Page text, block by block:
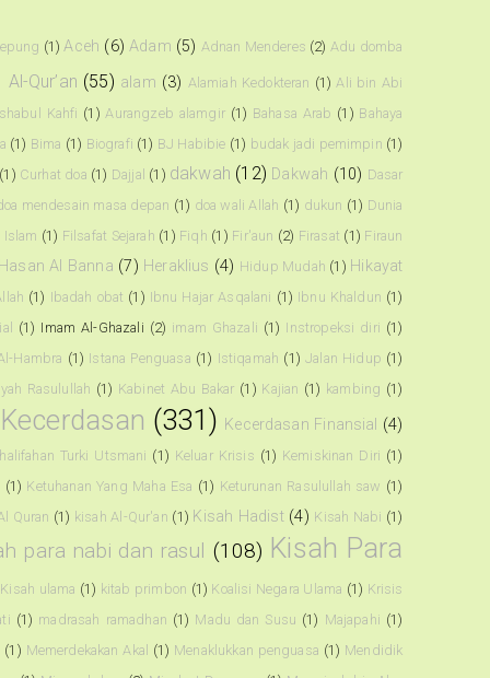
(1) Aceh (6) Adam (5) Adnan Menderes (2) Adu domba
Al-Qur’an (55) alam (3) Alamiah Kedokteran (1) Ali bin Abi
Kahfi (1) Aurangzeb alamgir (1) Bahasa Arab (1) Bahaya
(1) Bima (1) Biografi (1) BJ Habibie (1) budak jadi pemimpin (1)
(1) Curhat doa (1) Dajjal (1) dakwah (12) Dakwah (10) Dasar
mendesain masa depan (1) doa wali Allah (1) dukun (1) Dunia
(1) Filsafat Sejarah (1) Fiqh (1) Fir'aun (2) Firasat (1) Firaun
Hasan Al Banna (7) Heraklius (4) Hidup Mudah (1) Hikayat
(1) Ibadah obat (1) Ibnu Hajar Asqalani (1) Ibnu Khaldun (1)
(1) Imam Al-Ghazali (2) imam Ghazali (1) Instropeksi diri (1)
Hambra (1) Istana Penguasa (1) Istiqamah (1) Jalan Hidup (1)
Rasulullah (1) Kabinet Abu Bakar (1) Kajian (1) kambing (1)
Kecerdasan (331) Kecerdasan Finansial (4)
Turki Utsmani (1) Keluar Krisis (1) Kemiskinan Diri (1)
(1) Ketuhanan Yang Maha Esa (1) Keturunan Rasulullah saw (1)
Quran (1) kisah Al-Qur'an (1) Kisah Hadist (4) Kisah Nabi (1)
para nabi dan rasul (108) Kisah Para
Kisah ulama (1) kitab primbon (1) Koalisi Negara Ulama (1) Krisis
(1) madrasah ramadhan (1) Madu dan Susu (1) Majapahi (1)
(1) Memerdekakan Akal (1) Menaklukkan penguasa (1) Mendidik